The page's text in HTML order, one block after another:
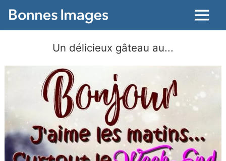
Menu
Un délicieux gâteau au...